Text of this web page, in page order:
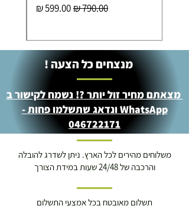
מחיר רגילמחיר מבצע
מנצחים כל הצעה !
מצאתם מחיר זול יותר ?! נשמח לקישור ב
WhatsApp ונדאג שתשלמו פחות -
046722171
משלוחים מהירים לכל הארץ. ניתן לשדרג להובלה
והרכבה של 24/48 שעות במידת הצורך
תשלום מאובטח בכל אמצעי התשלום